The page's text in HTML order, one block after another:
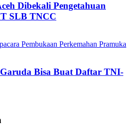
Dibekali Pengetahuan
SLB TNCC
Bisa Buat Daftar TNI-